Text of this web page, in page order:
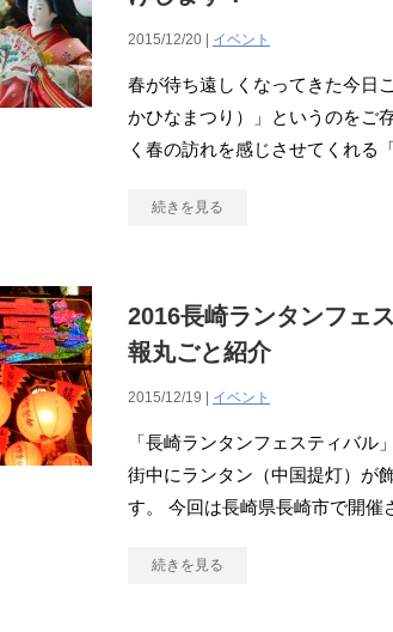
2015/12/20 | イベント
春が待ち遠しくなってきた今日
かひなまつり）」というのをご
く春の訪れを感じさせてくれる
続きを見る
2016長崎ランタンフェ
報丸ごと紹介
2015/12/19 | イベント
「長崎ランタンフェスティバ
街中にランタン（中国提灯）が
す。 今回は長崎県長崎市で開催
続きを見る